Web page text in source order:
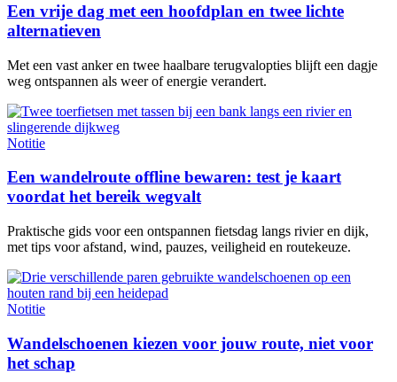
Een vrije dag met een hoofdplan en twee lichte
alternatieven
Met een vast anker en twee haalbare terugvalopties blijft een dagje
weg ontspannen als weer of energie verandert.
Notitie
Een wandelroute offline bewaren: test je kaart
voordat het bereik wegvalt
Praktische gids voor een ontspannen fietsdag langs rivier en dijk,
met tips voor afstand, wind, pauzes, veiligheid en routekeuze.
Notitie
Wandelschoenen kiezen voor jouw route, niet voor
het schap